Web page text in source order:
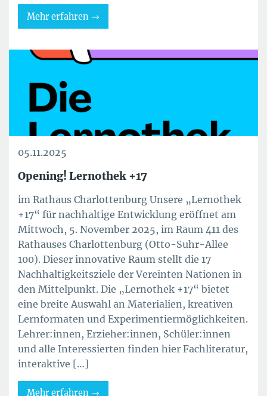
Mehr erfahren
05.11.2025
Opening! Lernothek +17
im Rathaus Charlottenburg Unsere „Lernothek
+17“ für nachhaltige Entwicklung eröffnet am
Mittwoch, 5. November 2025, im Raum 411 des
Rathauses Charlottenburg (Otto-Suhr-Allee
100). Dieser innovative Raum stellt die 17
Nachhaltigkeitsziele der Vereinten Nationen in
den Mittelpunkt. Die „Lernothek +17“ bietet
eine breite Auswahl an Materialien, kreativen
Lernformaten und Experimentiermöglichkeiten.
Lehrer:innen, Erzieher:innen, Schüler:innen
und alle Interessierten finden hier Fachliteratur,
interaktive […]
Mehr erfahren